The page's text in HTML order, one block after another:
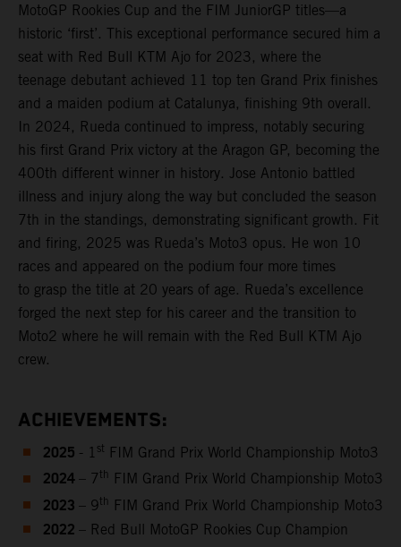
MotoGP Rookies Cup and the FIM JuniorGP titles—a
historic ‘first’. This exceptional performance secured him a
seat with Red Bull KTM Ajo for 2023, where the
teenage debutant achieved 11 top ten Grand Prix finishes
and a maiden podium at Catalunya, finishing 9th overall.
In 2024, Rueda continued to impress, notably securing
his first Grand Prix victory at the Aragon GP, becoming the
400th different winner in history. Jose Antonio battled
illness and injury along the way but concluded the season
7th in the standings, demonstrating significant growth. Fit
and firing, 2025 was Rueda’s Moto3 opus. He won 10
races and appeared on the podium four more times
to grasp the title at 20 years of age. Rueda’s excellence
forged the next step for his career and the transition to
Moto2 where he will remain with the Red Bull KTM Ajo
crew.
ACHIEVEMENTS:
2025 - 1 st FIM Grand Prix World Championship Moto3
2024 – 7 th FIM Grand Prix World Championship Moto3
2023 – 9th FIM Grand Prix World Championship Moto3
2022 – Red Bull MotoGP Rookies Cup Champion